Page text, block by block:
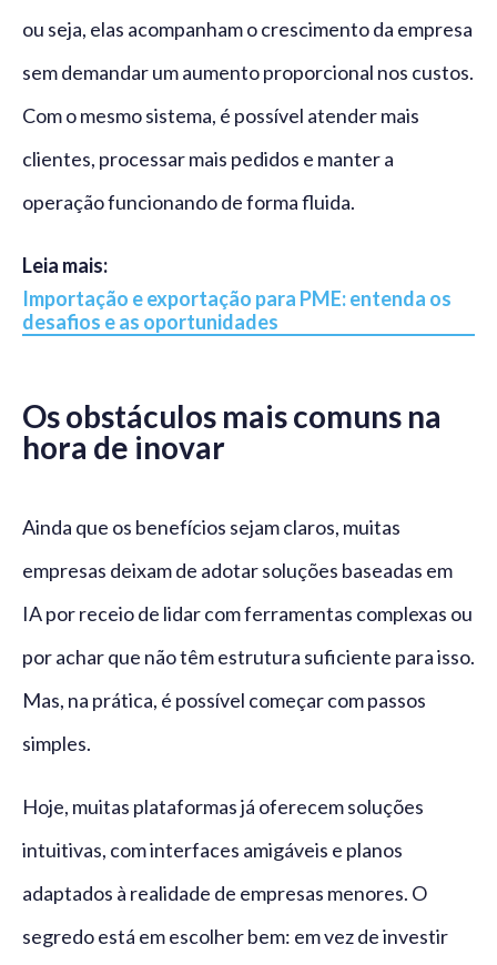
ou seja, elas acompanham o crescimento da empresa
sem demandar um aumento proporcional nos custos.
Com o mesmo sistema, é possível atender mais
clientes, processar mais pedidos e manter a
operação funcionando de forma fluida.
Leia mais:
Importação e exportação para PME: entenda os
desafios e as oportunidades
Os obstáculos mais comuns na
hora de inovar
Ainda que os benefícios sejam claros, muitas
empresas deixam de adotar soluções baseadas em
IA por receio de lidar com ferramentas complexas ou
por achar que não têm estrutura suficiente para isso.
Mas, na prática, é possível começar com passos
simples.
Hoje, muitas plataformas já oferecem soluções
intuitivas, com interfaces amigáveis e planos
adaptados à realidade de empresas menores. O
segredo está em escolher bem: em vez de investir